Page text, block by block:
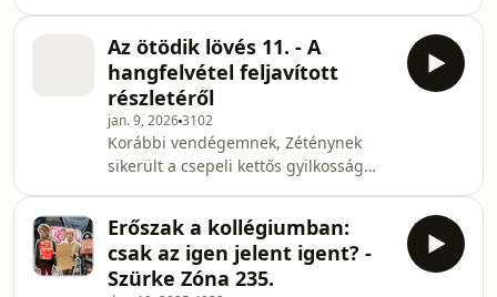
Instagram: ⁠⁠⁠https://ww
töltő elítéltekben merül ki. Készített
közvéleménykutatást a Mediánnal
arról, mennyire ismerik az emberek
ezt a jogintézményt és mit várnának
tőle, illetve milyenek 40 év után a
reintegrációs esélyek. Közben könyvet
is írt a romonyai kettős gyilkosságról
"Ölni ér
Az ötödik lövés 11. - A
hangfelvétel feljavított
részletéről
jan. 9, 20263102
Korábbi vendégemnek, Zéténynek
sikerült a csepeli kettős gyilkosság
körbe, illetve kitértünk a True Crime
hazai fejleményeire. True Crime
Találkozó (2026.03.28.):
Erőszak a kollégiumban:
csak az igen jelent igent? -
Szürke Zóna 235.